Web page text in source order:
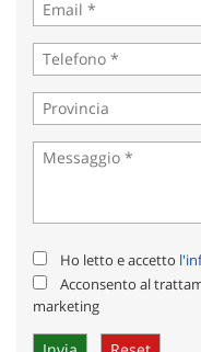
Ho letto e accetto
Acconsento al
marketing